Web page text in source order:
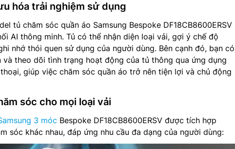
hóa trải nghiệm sử dụng
tủ chăm sóc quần áo Samsung Bespoke DF18CB8600ERSV
AI thông minh. Tủ có thể nhận diện loại vải, gợi ý chế độ
nhớ thói quen sử dụng của người dùng. Bên cạnh đó, bạn có
và theo dõi tình trạng hoạt động của tủ thông qua ứng dụng
giúp việc chăm sóc quần áo trở nên tiện lợi và chủ động
sóc cho mọi loại vải
3 móc Bespoke DF18CB8600ERSV được tích hợp
sóc khác nhau, đáp ứng nhu cầu đa dạng của người dùng: